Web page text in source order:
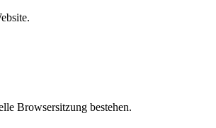
Browsersitzung bestehen.